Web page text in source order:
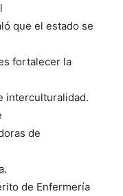
que el estado se
fortalecer la
interculturalidad.
de
de Enfermería